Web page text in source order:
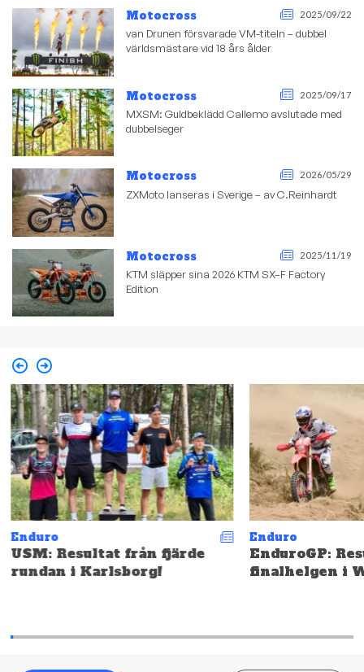
Motocross 2025/09/22
van Drunen försvarade VM-titeln – dubbel
världsmästare vid 18 års ålder
Motocross 2025/09/17
MXSM: Guldbeklädd Callemo avslutade med
dubbelseger
Motocross 2026/05/29
ZXMoto lanseras i Sverige – av C.Reinhardt
Motocross 2025/11/19
KTM släpper sina 2026 KTM SX–F Factory
Edition
Enduro
USM: Resultat från fjärde
rundan i Karlsborg!
Enduro
EnduroGP:
finalhelgen i